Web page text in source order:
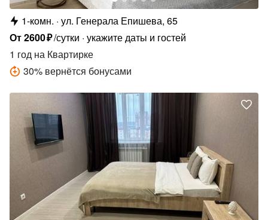
1-комн. ул. Генерала Епишева, 65
От2600₽/сутки укажите даты и гостей
1 год на Квартирке
30% вернётся бонусами